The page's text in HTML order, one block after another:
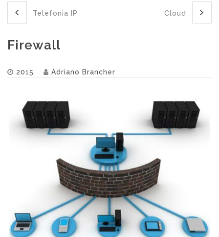
Telefonia IP Cloud
Firewall
2015 Adriano Brancher